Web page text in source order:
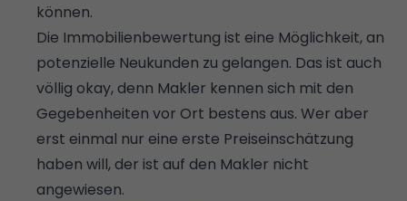
können.
Die Immobilienbewertung ist eine Möglichkeit, an
potenzielle Neukunden zu gelangen. Das ist auch
völlig okay, denn Makler kennen sich mit den
Gegebenheiten vor Ort bestens aus. Wer aber
erst einmal nur eine erste Preiseinschätzung
haben will, der ist auf den Makler nicht
angewiesen.